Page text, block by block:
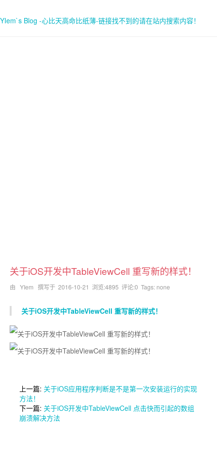
YIem`s Blog -心比天高命比纸薄-链接找不到的请在站内搜索内容！
关于iOS开发中TableViewCell 重写新的样式！
由 YIem 撰写于 2016-10-21 浏览:4895 评论:0 Tags: none
关于iOS开发中TableViewCell 重写新的样式！
上一篇: 关于iOS应用程序判断是不是第一次安装运行的实现
方法！
下一篇: 关于iOS开发中TableViewCell 点击快而引起的数组
崩溃解决方法